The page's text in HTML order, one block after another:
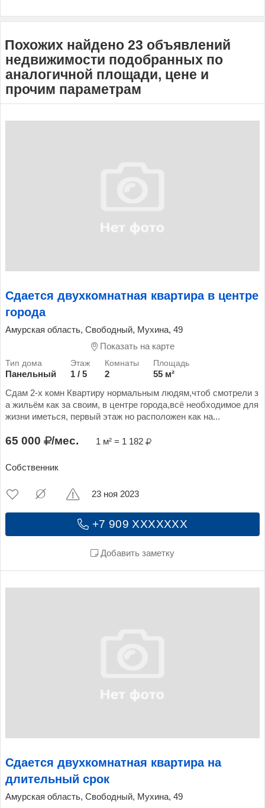
Похожих найдено 23 объявлений
недвижимости подобранных по
аналогичной площади, цене и
прочим параметрам
Сдается двухкомнатная квартира в центре
города
Амурская область, Свободный, Мухина, 49
Показать на карте
Панельный 1 / 5 2
55 м²
Сдам 2-х комн Квартиру нормальным людям,чтоб смотрели з
а жильём как за своим, в центре города,всё необходимое для
жизни иметься, первый этаж но расположен как на...
65 000 /мес. 1 м² = 1 182
Собственник
+7 909 XXXXXXX
Добавить заметку
23 ноя 2023
Сдается двухкомнатная квартира на
длительный срок
Амурская область, Свободный, Мухина, 49